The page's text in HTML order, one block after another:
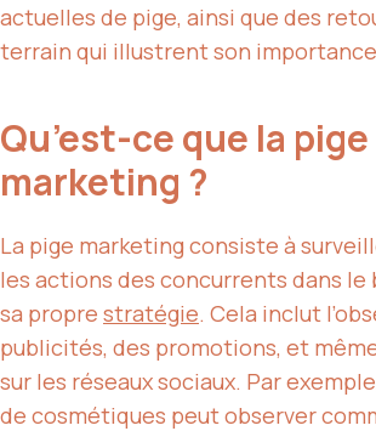
actuelles de pige, ainsi que des
terrain qui illustrent son
Qu’est-ce que la pige
marketing ?
La pige marketing consiste à
les actions des concurrents dans le
sa propre stratégie. Cela inclut
publicités, des promotions, et
sur les réseaux sociaux. Par
de cosmétiques peut observer